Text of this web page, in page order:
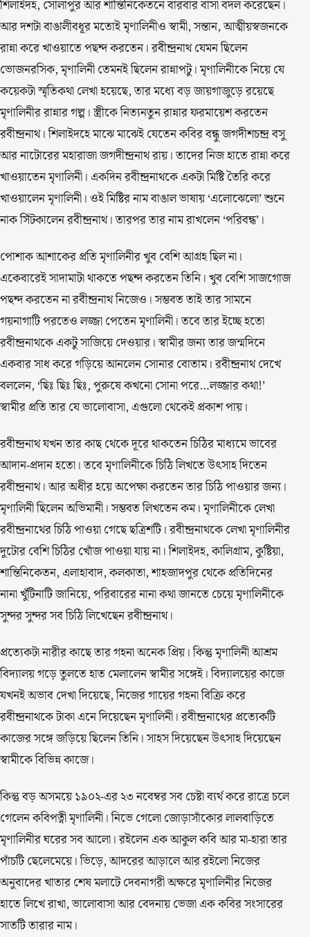
শিলাইদহ, সোলাপুর আর শান্তিনিকেতনে বারবার বাসা বদল করেছেন।
আর দশটা বাঙালীবধূর মতোই মৃণালিনীও স্বামী, সন্তান, আত্মীয়স্বজনকে
রান্না করে খাওয়াতে পছন্দ করতেন। রবীন্দ্রনাথ যেমন ছিলেন
ভোজনরসিক, মৃণালিনী তেমনই ছিলেন রান্নাপটু। মৃণালিনীকে নিয়ে যে
কয়েকটা স্মৃতিকথা লেখা হয়েছে, তার মধ্যে বড় জায়গাজুড়ে রয়েছে
মৃণালিনীর রান্নার গল্প। স্ত্রীকে নিত্যনতুন রান্নার ফরমায়েশ করতেন
রবীন্দ্রনাথ। শিলাইদহে মাঝে মাঝেই যেতেন কবির বন্ধু জগদীশচন্দ্র বসু
আর নাটোরের মহারাজা জগদীন্দ্রনাথ রায়। তাদের নিজ হাতে রান্না করে
খাওয়াতেন মৃণালিনী। একদিন রবীন্দ্রনাথকে একটা মিষ্টি তৈরি করে
খাওয়ালেন মৃণালিনী। ওই মিষ্টির নাম বাঙাল ভাষায় ‘এলোঝেলো’ শুনে
নাক সিঁটকালেন রবীন্দ্রনাথ। তারপর তার নাম রাখলেন ‘পরিবন্ধ’।
পোশাক আশাকের প্রতি মৃণালিনীর খুব বেশি আগ্রহ ছিল না।
একেবারেই সাদামাটা থাকতে পছন্দ করতেন তিনি। খুব বেশি সাজগোজ
পছন্দ করতেন না রবীন্দ্রনাথ নিজেও। সম্ভবত তাই তার সামনে
গয়নাগাটি পরতেও লজ্জা পেতেন মৃণালিনী। তবে তার ইচ্ছে হতো
রবীন্দ্রনাথকে একটু সাজিয়ে দেওয়ার। স্বামীর জন্য তার জন্মদিনে
একবার সাধ করে গড়িয়ে আনলেন সোনার বোতাম। রবীন্দ্রনাথ দেখে
বললেন, ‘ছিঃ ছিঃ ছিঃ, পুরুষে কখনো সোনা পরে…লজ্জার কথা!’
স্বামীর প্রতি তার যে ভালোবাসা, এগুলো থেকেই প্রকাশ পায়।
রবীন্দ্রনাথ যখন তার কাছ থেকে দূরে থাকতেন চিঠির মাধ্যমে ভাবের
আদান-প্রদান হতো। তবে মৃণালিনীকে চিঠি লিখতে উৎসাহ দিতেন
রবীন্দ্রনাথ। আর অধীর হয়ে অপেক্ষা করতেন তার চিঠি পাওয়ার জন্য।
মৃণালিনী ছিলেন অভিমানী। সম্ভবত লিখতেন কম। মৃণালিনীকে লেখা
রবীন্দ্রনাথের চিঠি পাওয়া গেছে ছত্রিশটি। রবীন্দ্রনাথকে লেখা মৃণালিনীর
দুটোর বেশি চিঠির খোঁজ পাওয়া যায় না। শিলাইদহ, কালিগ্রাম, কুষ্টিয়া,
শান্তিনিকেতন, এলাহাবাদ, কলকাতা, শাহজাদপুর থেকে প্রতিদিনের
নানা খুঁটিনাটি জানিয়ে, পরিবারের নানা কথা জানতে চেয়ে মৃণালিনীকে
সুন্দর সুন্দর সব চিঠি লিখেছেন রবীন্দ্রনাথ।
প্রত্যেকটা নারীর কাছে তার গহনা অনেক প্রিয়। কিন্তু মৃণালিনী আশ্রম
বিদ্যালয় গড়ে তুলতে হাত মেলালেন স্বামীর সঙ্গেই। বিদ্যালয়ের কাজে
যখনই অভাব দেখা দিয়েছে, নিজের গায়ের গহনা বিক্রি করে
রবীন্দ্রনাথকে টাকা এনে দিয়েছেন মৃণালিনী। রবীন্দ্রনাথের প্রত্যেকটি
কাজের সঙ্গে জড়িয়ে ছিলেন তিনি। সাহস দিয়েছেন উৎসাহ দিয়েছেন
স্বামীকে বিভিন্ন কাজে।
কিন্তু বড় অসময়ে ১৯০২-এর ২৩ নবেম্বর সব চেষ্টা ব্যর্থ করে রাত্রে চলে
গেলেন কবিপত্নী মৃণালিনী। নিভে গেলো জোড়াসাঁকোর লালবাড়িতে
মৃণালিনীর ঘরের সব আলো। রইলেন এক আকুল কবি আর মা-হারা তার
পাঁচটি ছেলেমেয়ে। ভিড়ে, আদরের আড়ালে আর রইলো নিজের
অনুবাদের খাতার শেষ মলাটে দেবনাগরী অক্ষরে মৃণালিনীর নিজের
হাতে লিখে রাখা, ভালোবাসা আর বেদনায় ভেজা এক কবির সংসারের
সাতটি তারার নাম।